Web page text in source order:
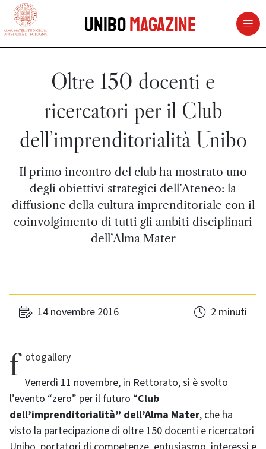
vai al contenuto della pagina
UniboMagazine
Oltre 150 docenti e
ricercatori per il Club
dell’imprenditorialità Unibo
Il primo incontro del club ha mostrato uno
degli obiettivi strategici dell’Ateneo: la
diffusione della cultura imprenditoriale con il
coinvolgimento di tutti gli ambiti disciplinari
dell’Alma Mater
14 novembre 2016 2 minuti
fotogallery
Venerdì 11 novembre, in Rettorato, si è svolto
l’evento “zero” per il futuro “Club
dell’imprenditorialità” dell’Alma Mater, che ha
visto la partecipazione di oltre 150 docenti e ricercatori